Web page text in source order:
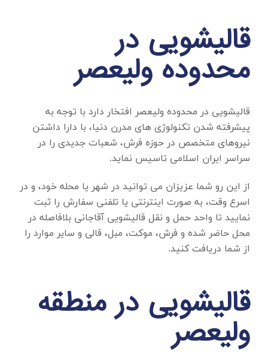
قالیشویی در
محدوده ولیعصر
قالیشویی در محدوده ولیعصر افتخار دارد با توجه به
پیشرفته شدن تکنولوژی های مدرن دنیا، با دارا داشتن
نیروهای متخصص در حوزه فرش، شعبات جدیدی را در
سراسر ایران اسلامی تاسیس نماید.
از این رو شما عزیزان می توانید در شهر یا محله خود، و در
اسرع وقت، به صورت اینترنتی یا تلفنی سفارش را ثبت
نمایید تا واحد حمل و نقل قالیشویی آقاجانی بلافاصله در
محل حاضر شده و فرش، موکت، مبل، قالی و سایر موارد را
از شما دریافت کنید.
قالیشویی در منطقه
ولیعصر